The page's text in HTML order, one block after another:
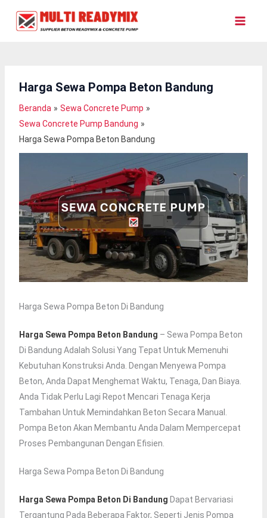
Harga Sewa Pompa Beton Bandung
Beranda
Sewa Concrete Pump
Sewa Concrete Pump Bandung
Harga Sewa Pompa Beton Bandung
Harga Sewa Pompa Beton Di Bandung
Harga Sewa Pompa Beton Bandung – Sewa Pompa Beton
Di Bandung Adalah Solusi Yang Tepat Untuk Memenuhi
Kebutuhan Konstruksi Anda. Dengan Menyewa Pompa
Beton, Anda Dapat Menghemat Waktu, Tenaga, Dan Biaya.
Anda Tidak Perlu Lagi Repot Mencari Tenaga Kerja
Tambahan Untuk Memindahkan Beton Secara Manual.
Pompa Beton Akan Membantu Anda Dalam Mempercepat
Proses Pembangunan Dengan Efisien.
Harga Sewa Pompa Beton Di Bandung
Harga Sewa Pompa Beton Di Bandung Dapat Bervariasi
Tergantung Pada Beberapa Faktor, Seperti Jenis Pompa